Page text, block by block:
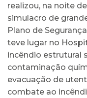
realizou, na noite
simulacro de
Plano de
teve lugar no
incêndio estrutural
contaminação
evacuação de
combate ao